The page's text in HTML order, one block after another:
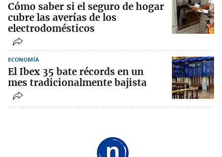
Cómo saber si el seguro de hogar
cubre las averías de los
electrodomésticos
ECONOMÍA
El Ibex 35 bate récords en un
mes tradicionalmente bajista